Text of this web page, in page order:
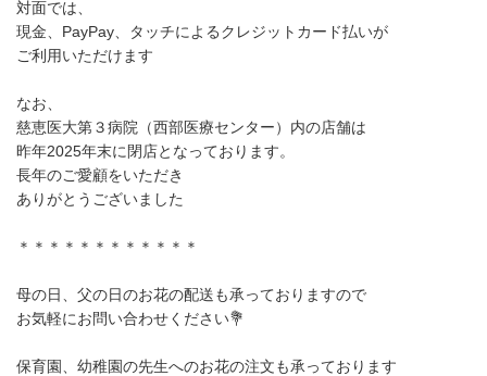
対面では、
現金、PayPay、タッチによるクレジットカード払いが
ご利用いただけます
なお、
慈恵医大第３病院（西部医療センター）内の店舗は
昨年2025年末に閉店となっております。
長年のご愛顧をいただき
ありがとうございました
＊＊＊＊＊＊＊＊＊＊＊＊
母の日、父の日のお花の配送も承っておりますので
お気軽にお問い合わせください💐
保育園、幼稚園の先生へのお花の注文も承っております